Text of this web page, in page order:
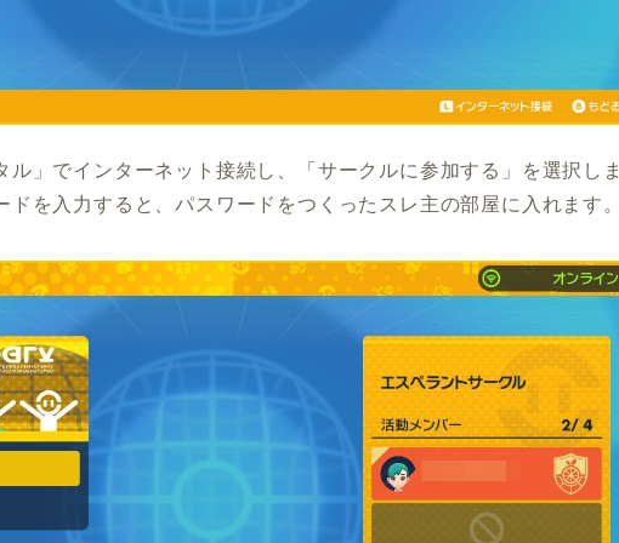
ル」でインターネット接続し、「サークルに参加する」を選択しま
ドを入力すると、パスワードをつくったスレ主の部屋に入れます。